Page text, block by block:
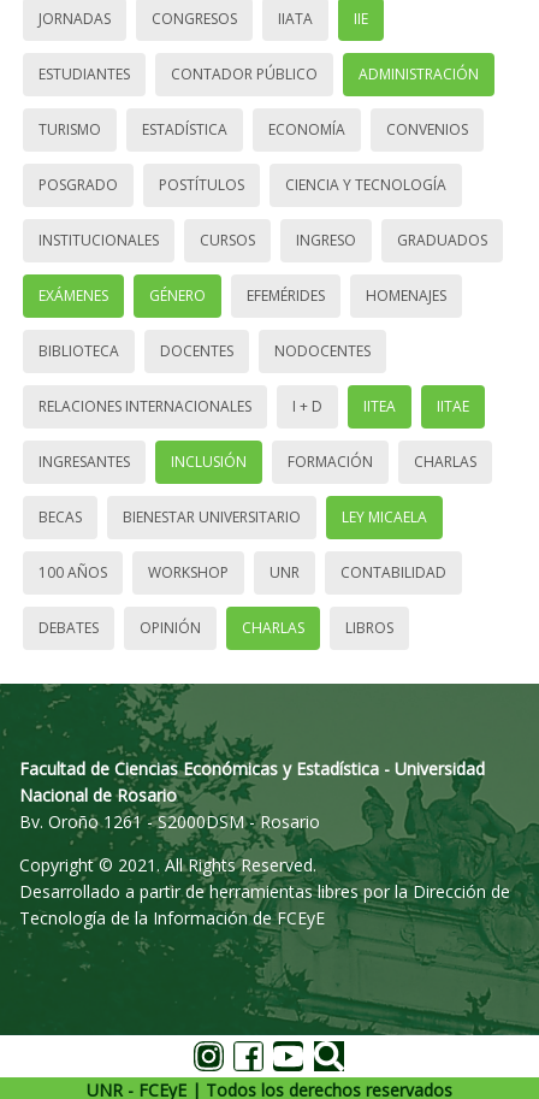
JORNADAS CONGRESOS IIATA IIE
ESTUDIANTES CONTADOR PÚBLICO ADMINISTRACIÓN
TURISMO ESTADÍSTICA ECONOMÍA CONVENIOS
POSGRADO POSTÍTULOS CIENCIA Y TECNOLOGÍA
INSTITUCIONALES CURSOS INGRESO GRADUADOS
EXÁMENES GÉNERO EFEMÉRIDES HOMENAJES
BIBLIOTECA DOCENTES NODOCENTES
RELACIONES INTERNACIONALES I + D IITEA IITAE
INGRESANTES INCLUSIÓN FORMACIÓN CHARLAS
BECAS BIENESTAR UNIVERSITARIO LEY MICAELA
100 AÑOS WORKSHOP UNR CONTABILIDAD
DEBATES OPINIÓN CHARLAS LIBROS
Facultad de Ciencias Económicas y Estadística - Universidad
Nacional de Rosario
Bv. Oroño 1261 - S2000DSM - Rosario
Copyright © 2021. All Rights Reserved.
Desarrollado a partir de herramientas libres por la Dirección de
Tecnología de la Información de FCEyE
UNR - FCEyE | Todos los derechos reservados